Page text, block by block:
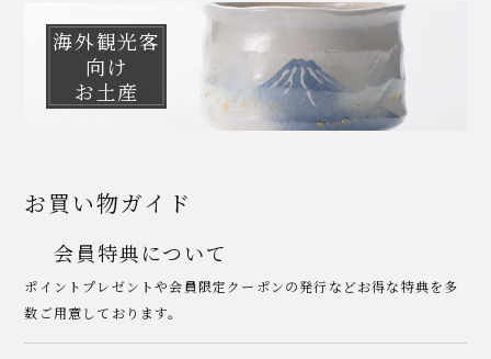
海外観光客
向け
お土産
お買い物ガイド
会員特典について
ポイントプレゼントや会員限定クーポンの発行などお得な特典を多
数ご用意しております。